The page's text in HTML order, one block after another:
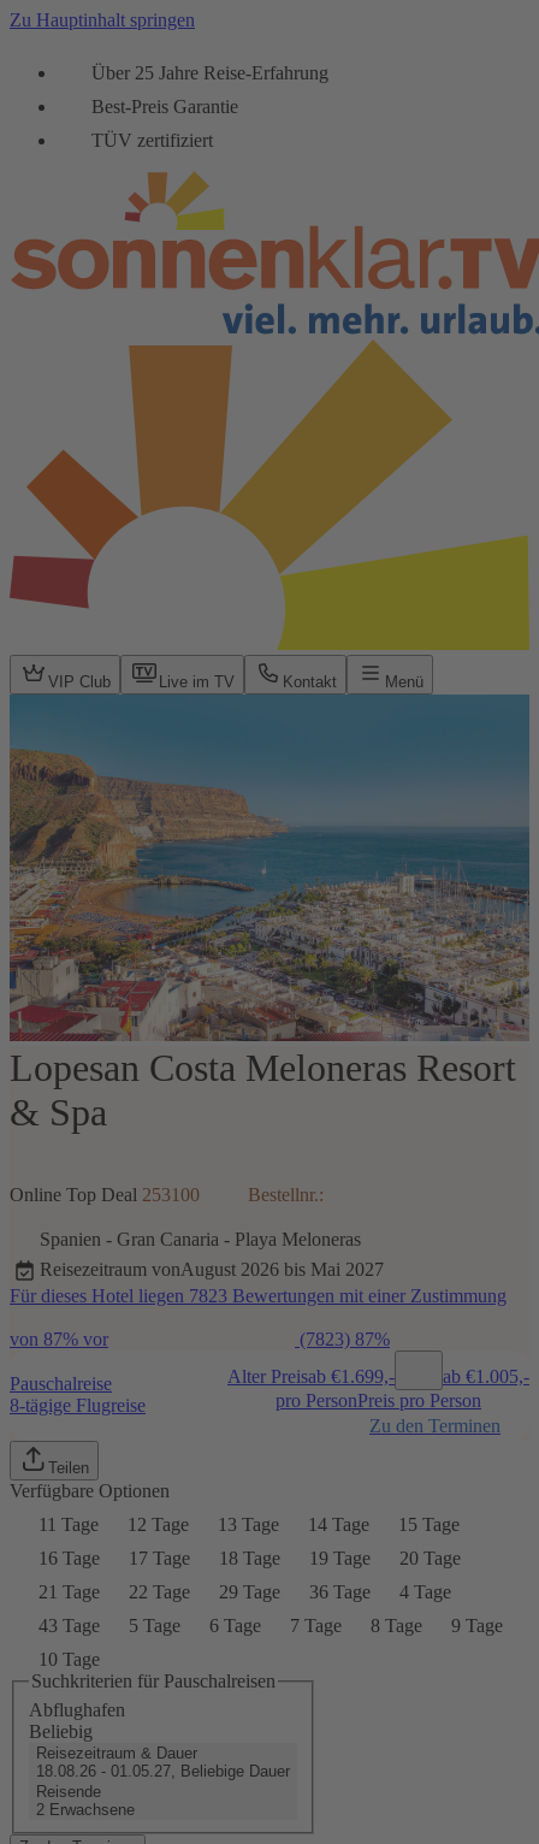
Zu Hauptinhalt springen
Über 25 Jahre Reise-Erfahrung
Best-Preis Garantie
TÜV zertifiziert
VIP Club Live im TV Kontakt Menü
1 / 12
Lopesan Costa Meloneras Resort
& Spa
Online Top Deal 253100 Bestellnr.:
Spanien - Gran Canaria - Playa Meloneras
Reisezeitraum vonAugust 2026 bis Mai 2027
Für dieses Hotel liegen 7823 Bewertungen mit einer Zustimmung
von 87% vor (7823) 87%
Pauschalreise
8-tägige Flugreise
Alter Preisab €1.699,- ab €1.005,-
pro PersonPreis pro Person
Zu den Terminen
Teilen
Verfügbare Optionen
11 Tage
12 Tage 13 Tage 14 Tage
15 Tage
16 Tage
17 Tage 18 Tage 19 Tage
20 Tage
21 Tage
22 Tage 29 Tage 36 Tage
4 Tage
43 Tage
5 Tage 6 Tage 7 Tage 8 Tage
9 Tage
10 Tage
Suchkriterien für Pauschalreisen
Abflughafen
Beliebig
Reisezeitraum & Dauer
18.08.26 - 01.05.27, Beliebige Dauer
Reisende
2 Erwachsene